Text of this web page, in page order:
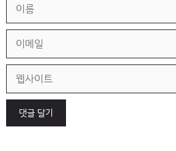
일
이